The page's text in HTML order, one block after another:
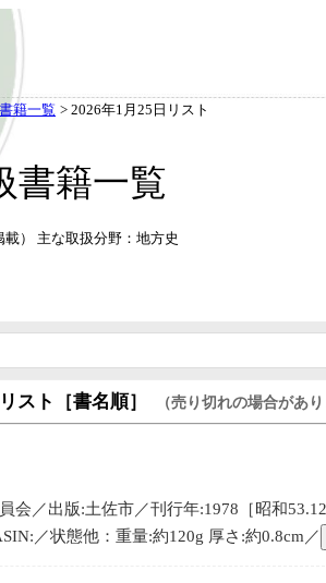
書籍一覧
籍一覧 > 2026年1月25日リスト
） 主な取扱分野：地方史
スト［書名順］ （売り切れの場合があり
会／出版:土佐市／刊行年:1978［昭和
／状態他：重量:約120g 厚さ:約0.8cm／